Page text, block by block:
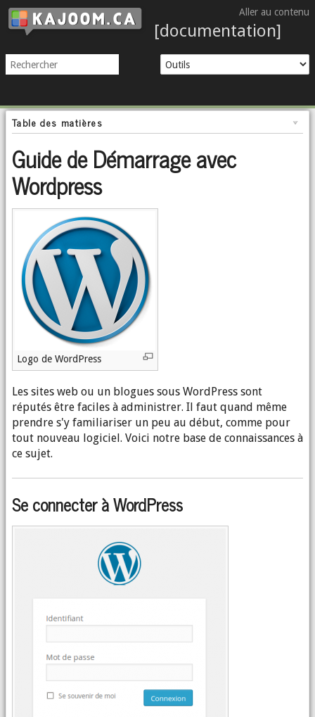
Aller au contenu
[documentation]
Table des matières
Guide de Démarrage avec
Wordpress
Logo de WordPress
Les sites web ou un blogues sous WordPress sont
réputés être faciles à administrer. Il faut quand même
prendre s'y familiariser un peu au début, comme pour
tout nouveau logiciel. Voici notre base de connaissances à
ce sujet.
Se connecter à WordPress